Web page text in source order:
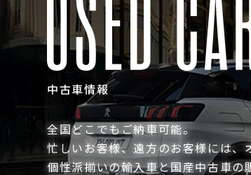
中古車情報
全国どこでもご納車可能。
忙しいお客様、遠方のお客様には
個性派揃いの輸入車と国産中古車